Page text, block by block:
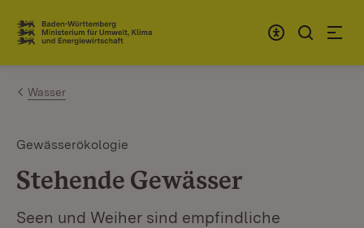
Zum Inhalt springen
Link zur Startseite
Wasser
Gewässerökologie
Stehende Gewässer
Seen und Weiher sind empfindliche